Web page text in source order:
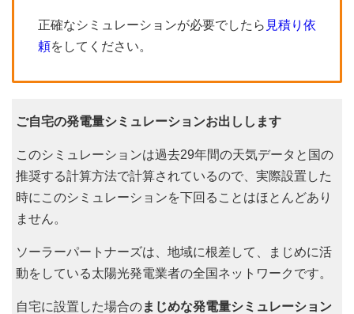
正確なシミュレーションが必要でしたら 見積り依
頼をしてください。
ご自宅の発電量シミュレーションお出しします
このシミュレーションは過去29年間の天気データと国の
推奨する計算方法で計算されているので、実際設置した
時にこのシミュレーションを下回ることはほとんどあり
ません。
ソーラーパートナーズは、地域に根差して、まじめに活
動をしている太陽光発電業者の全国ネットワークです。
自宅に設置した場合のまじめな発電量シミュレーション